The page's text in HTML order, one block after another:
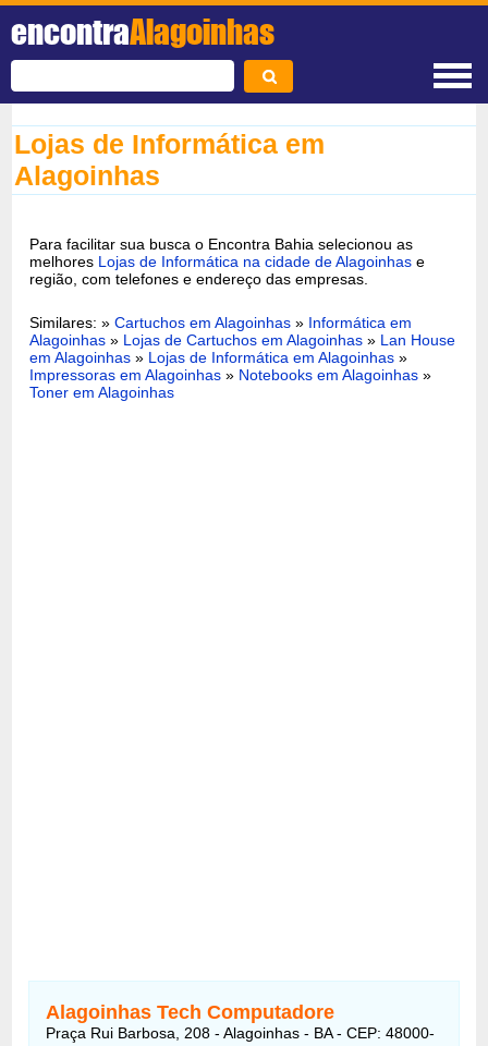
encontraAlagoinhas
Lojas de Informática em
Alagoinhas
Para facilitar sua busca o Encontra Bahia selecionou as
melhores Lojas de Informática na cidade de Alagoinhase
região, com telefones e endereço das empresas.
Similares: »Cartuchos em Alagoinhas » Informática em
Alagoinhas » Lojas de Cartuchos em Alagoinhas » Lan House
em Alagoinhas » Lojas de Informática em Alagoinhas »
Impressoras em Alagoinhas » Notebooks em Alagoinhas »
Toner em Alagoinhas
Alagoinhas Tech Computadore
Praça Rui Barbosa, 208 - Alagoinhas - BA - CEP: 48000-